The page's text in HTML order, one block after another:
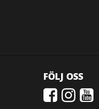
FÖLJ OSS